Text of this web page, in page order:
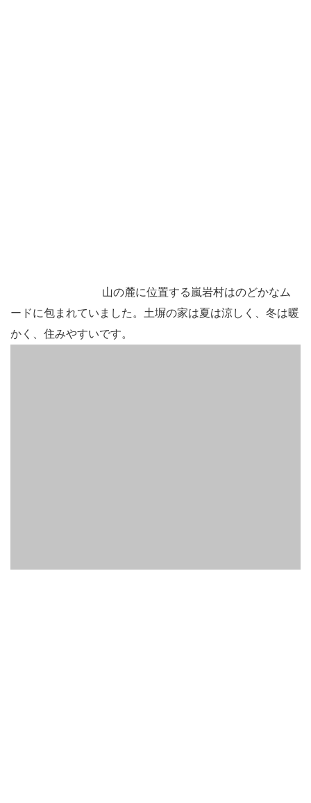
山の麓に位置する嵐岩村はのどかなム
ードに包まれていました。土塀の家は夏は涼しく、冬は暖
かく、住みやすいです。